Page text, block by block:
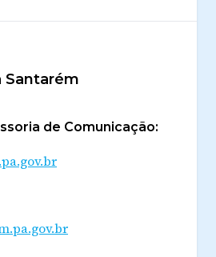
Santarém
de Comunicação: